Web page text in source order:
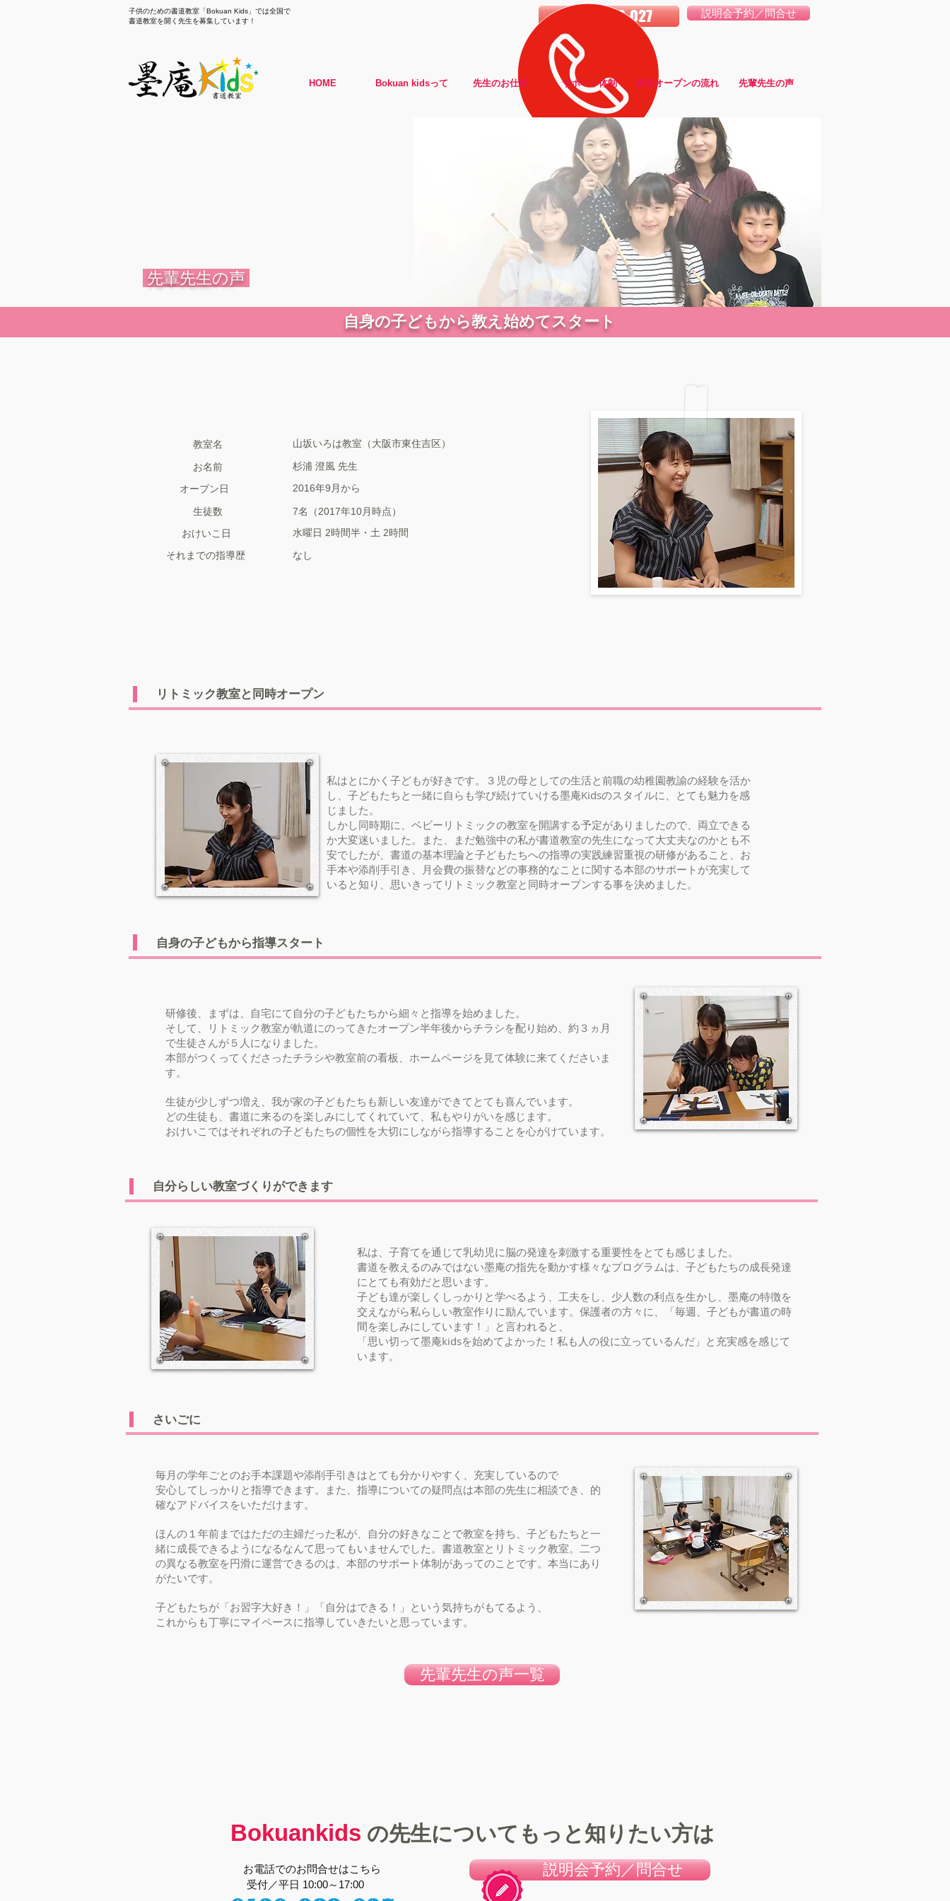
子供のための書道教室「Bokuan Kids」では全国で
書道教室を開く先生を募集しています！
0120-988-027 説明会予約／問合せ
HOME Bokuan kidsって 先生のお仕事 サポート体制 教室オープンの流れ 先輩先生の声
​自身の子どもから教え始めてスタート
先輩先生の声
教室名 山坂いろは教室（大阪市東住吉区）
お名前
杉浦 澄風 先生
オープン日
2016年9月から
生徒数
7名（2017年10月時点）
おけいこ日
水曜日 2時間半・土 2時間
それまでの指導歴
なし
​リトミック教室と同時オープン
私はとにかく子どもが好きです。３児の母としての生活と前職の幼稚園教諭の経験を活か
し、子どもたちと一緒に自らも学び続けていける墨庵Kidsのスタイルに、とても魅力を感
じました。
しかし同時期に、ベビーリトミックの教室を開講する予定がありましたので、両立できる
か大変迷いました。また、まだ勉強中の私が書道教室の先生になって大丈夫なのかとも不
安でしたが、書道の基本理論と子どもたちへの指導の実践練習重視の研修があること、お
手本や添削手引き、月会費の振替などの事務的なことに関する本部のサポートが充実して
いると知り、思いきってリトミック教室と同時オープンする事を決めました。
​自身の子どもから指導スタート
研修後、まずは、自宅にて自分の子どもたちから細々と指導を始めました。
そして、リトミック教室が軌道にのってきたオープン半年後からチラシを配り始め、約３ヵ月
で生徒さんが５人になりました。
本部がつくってくださったチラシや教室前の看板、ホームページを見て体験に来てくださいま
す。
生徒が少しずつ増え、我が家の子どもたちも新しい友達ができてとても喜んでいます。
どの生徒も、書道に来るのを楽しみにしてくれていて、私もやりがいを感じます。
おけいこではそれぞれの子どもたちの個性を大切にしながら指導することを心がけています。
自分らしい教室づくりができます
私は、子育てを通じて乳幼児に脳の発達を刺激する重要性をとても感じました。
書道を教えるのみではない墨庵の指先を動かす様々なプログラムは、子どもたちの成長発達
にとても有効だと思います。
子ども達が楽しくしっかりと学べるよう、工夫をし、少人数の利点を生かし、墨庵の特徴を
交えながら私らしい教室作りに励んでいます。保護者の方々に、「毎週、子どもが書道の時
間を楽しみにしています！」と言われると、
「思い切って墨庵kidsを始めてよかった！私も人の役に立っているんだ」と充実感を感じて
います。
​さいごに
毎月の学年ごとのお手本課題や添削手引きはとても分かりやすく、充実しているので
安心してしっかりと指導できます。また、指導についての疑問点は本部の先生に相談でき、的
確なアドバイスをいただけます。
ほんの１年前まではただの主婦だった私が、自分の好きなことで教室を持ち、子どもたちと一
緒に成長できるようになるなんて思ってもいませんでした。書道教室とリトミック教室。二つ
の異なる教室を円滑に運営できるのは、本部のサポート体制があってのことです。本当にあり
がたいです。
子どもたちが「お習字大好き！」「自分はできる！」という気持ちがもてるよう、
これからも丁寧にマイペースに指導していきたいと思っています。
先輩先生の声一覧
Bokuankids の先生についてもっと知りたい方は
お電話でのお問合せはこちら
受付／平日 10:00～17:00
説明会予約／問合せ